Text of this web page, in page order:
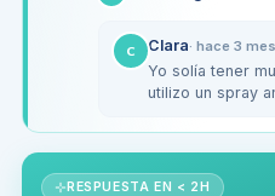
C Clara· hace 3
Yo solía tener
utilizo un spray
pegajoso y
RESPUESTA EN < 2H